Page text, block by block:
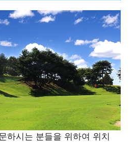
하시는 분들을 위하여 위치